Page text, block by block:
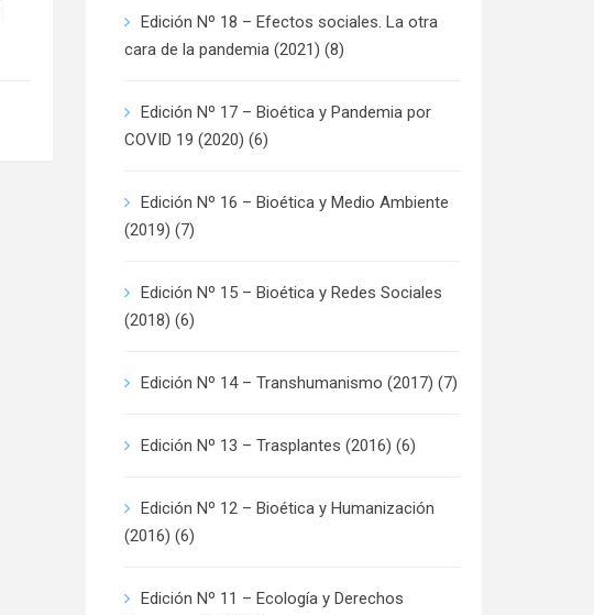
Edición Nº 18 – Efectos sociales. La otra
cara de la pandemia (2021) (8)
Edición Nº 17 – Bioética y Pandemia por
COVID 19 (2020) (6)
Edición Nº 16 – Bioética y Medio Ambiente
(2019) (7)
Edición Nº 15 – Bioética y Redes Sociales
(2018) (6)
Edición Nº 14 – Transhumanismo (2017) (7)
Edición Nº 13 – Trasplantes (2016) (6)
Edición Nº 12 – Bioética y Humanización
(2016) (6)
Edición Nº 11 – Ecología y Derechos